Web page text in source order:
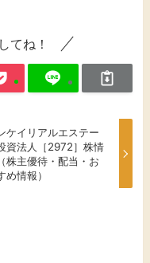
てね！
ケイリアルエステー
資法人［2972］株情
株主優待・配当・お
め情報）